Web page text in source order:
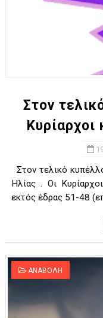
Στον
Στον τελικό
Ηλίας . Οι
εκτός έδρας 51-48
ΑΝΑΒΟΛΗ